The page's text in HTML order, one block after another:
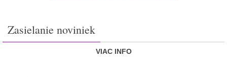
Zasielanie noviniek
VIAC INFO